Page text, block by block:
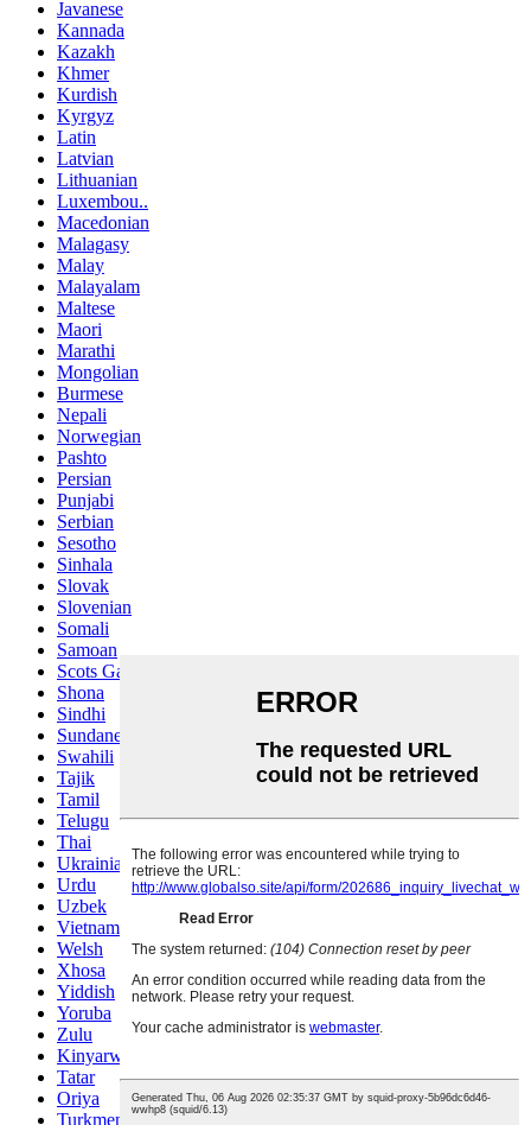
Javanese
Kannada
Kazakh
Khmer
Kurdish
Kyrgyz
Latin
Latvian
Lithuanian
Luxembou..
Macedonian
Malagasy
Malay
Malayalam
Maltese
Maori
Marathi
Mongolian
Burmese
Nepali
Norwegian
Pashto
Persian
Punjabi
Serbian
Sesotho
Sinhala
Slovak
Slovenian
Somali
Samoan
Scots Gaelic
Shona
Sindhi
Sundanese
Swahili
Tajik
Tamil
Telugu
Thai
Ukrainian
Urdu
Uzbek
Vietnamese
Welsh
Xhosa
Yiddish
Yoruba
Zulu
Kinyarwanda
Tatar
Oriya
Turkmen